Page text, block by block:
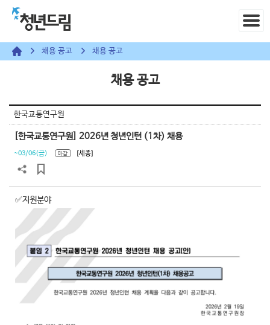
채용 공고 채용 공고
채용 공고
한국교통연구원
[한국교통연구원] 2026년 청년인턴 (1차) 채용
~03/06(금) 마감 [세종]
✅지원분야